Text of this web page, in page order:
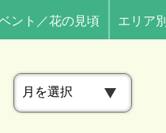
ント／花の見頃 エリア別
ア
ー